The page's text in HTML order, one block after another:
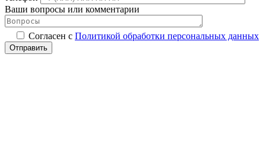
Ваши вопросы или комментарии
Согласен с Политикой обработки персональных данных